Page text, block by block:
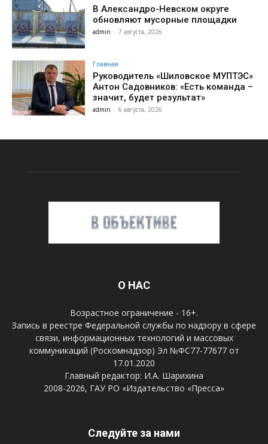
В Александро-Невском округе
обновляют мусорные площадки
admin - 7 августа, 2026
Главная
Руководитель «Шиловское МУПТЭС»
Антон Садовников: «Есть команда –
значит, будет результат»
admin - 6 августа, 2026
О НАС
Возрастное ограничение - 16+.
Запись в реестре Федеральной службы по надзору в сфере
связи, информационных технологий и массовых
коммуникаций (Роскомнадзор) Эл №ФС77-77677 от
17.01.2020
Главный редактор: И.А. Шарихина
2008-2026, ГАУ РО «Издательство «Пресса»
Следуйте за нами